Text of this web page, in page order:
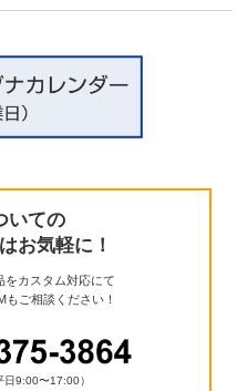
いての
お気軽に！
をカスタム対応にて
ご相談ください！
日9:00〜17:00）